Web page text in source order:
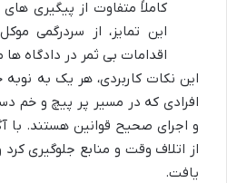
کاملاً متفاوت از پیگیری
این تمایز، از سردرگمی
اقدامات بی ثمر در دادگاه
این نکات کاربردی، هر یک به نوبه
افرادی که در مسیر پر پیچ و خم
و اجرای صحیح قوانین هستند. با
از اتلاف وقت و منابع جلوگیری
یافت.